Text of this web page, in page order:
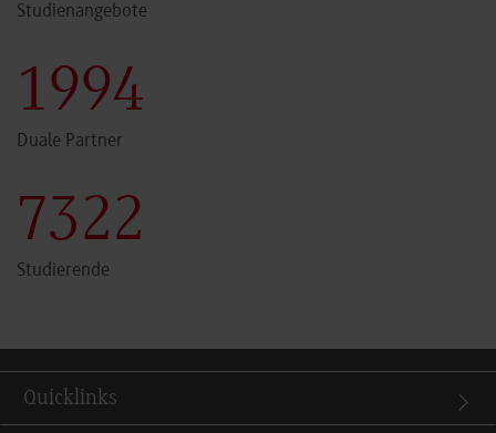
Studienangebote
2000
Duale Partner
7341
Studierende
Quicklinks